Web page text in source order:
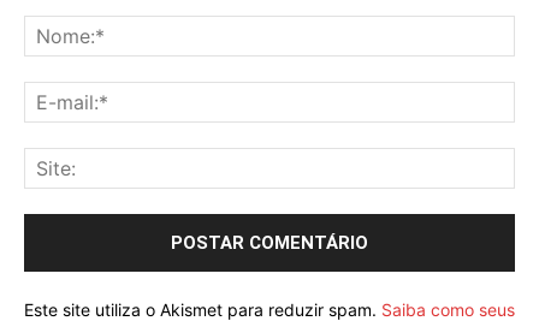
Este site utiliza o Akismet para reduzir spam. Saiba como seus